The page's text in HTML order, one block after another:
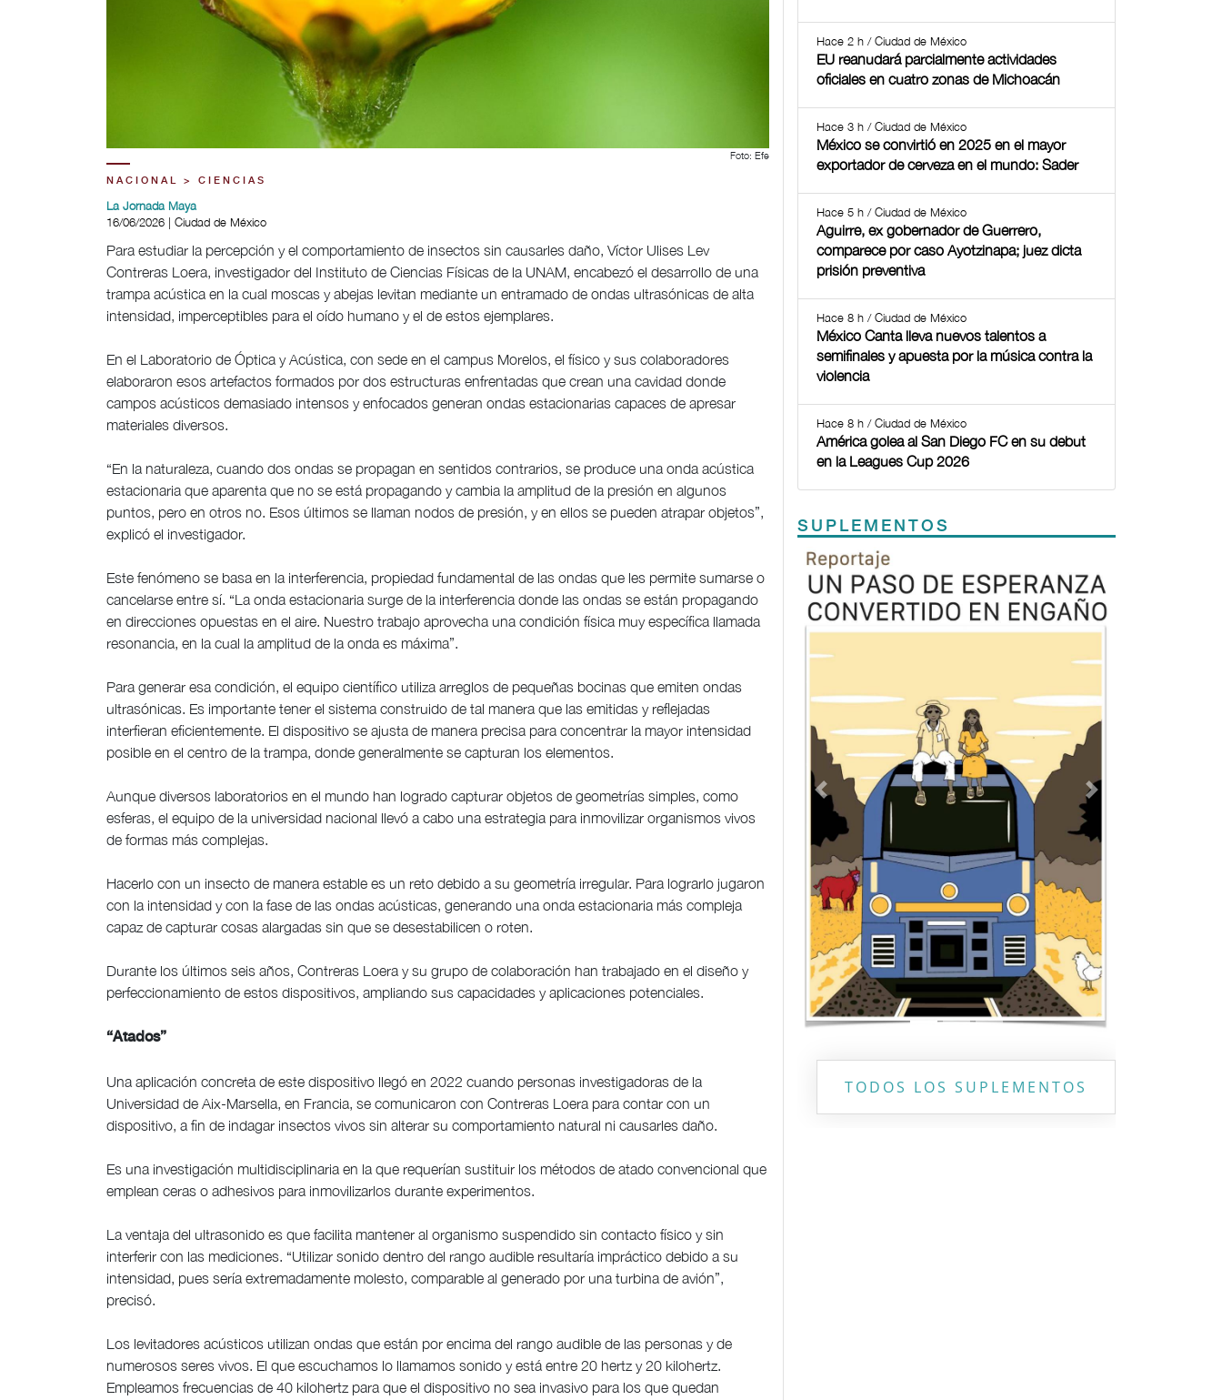
Foto: Efe
NACIONAL > CIENCIAS
La Jornada Maya
16/06/2026 | Ciudad de México
Para estudiar la percepción y el comportamiento de insectos sin causarles daño, Víctor Ulises Lev
Contreras Loera, investigador del Instituto de Ciencias Físicas de la UNAM, encabezó el desarrollo de una
trampa acústica en la cual moscas y abejas levitan mediante un entramado de ondas ultrasónicas de alta
intensidad, imperceptibles para el oído humano y el de estos ejemplares.
En el Laboratorio de Óptica y Acústica, con sede en el campus Morelos, el físico y sus colaboradores
elaboraron esos artefactos formados por dos estructuras enfrentadas que crean una cavidad donde
campos acústicos demasiado intensos y enfocados generan ondas estacionarias capaces de apresar
materiales diversos.
“En la naturaleza, cuando dos ondas se propagan en sentidos contrarios, se produce una onda acústica
estacionaria que aparenta que no se está propagando y cambia la amplitud de la presión en algunos
puntos, pero en otros no. Esos últimos se llaman nodos de presión, y en ellos se pueden atrapar objetos”,
explicó el investigador.
Este fenómeno se basa en la interferencia, propiedad fundamental de las ondas que les permite sumarse o
cancelarse entre sí. “La onda estacionaria surge de la interferencia donde las ondas se están propagando
en direcciones opuestas en el aire. Nuestro trabajo aprovecha una condición física muy específica llamada
resonancia, en la cual la amplitud de la onda es máxima”.
Para generar esa condición, el equipo científico utiliza arreglos de pequeñas bocinas que emiten ondas
ultrasónicas. Es importante tener el sistema construido de tal manera que las emitidas y reflejadas
interfieran eficientemente. El dispositivo se ajusta de manera precisa para concentrar la mayor intensidad
posible en el centro de la trampa, donde generalmente se capturan los elementos.
Aunque diversos laboratorios en el mundo han logrado capturar objetos de geometrías simples, como
esferas, el equipo de la universidad nacional llevó a cabo una estrategia para inmovilizar organismos vivos
de formas más complejas.
Hacerlo con un insecto de manera estable es un reto debido a su geometría irregular. Para lograrlo jugaron
con la intensidad y con la fase de las ondas acústicas, generando una onda estacionaria más compleja
capaz de capturar cosas alargadas sin que se desestabilicen o roten.
Durante los últimos seis años, Contreras Loera y su grupo de colaboración han trabajado en el diseño y
perfeccionamiento de estos dispositivos, ampliando sus capacidades y aplicaciones potenciales.
“Atados”
Una aplicación concreta de este dispositivo llegó en 2022 cuando personas investigadoras de la
Universidad de Aix-Marsella, en Francia, se comunicaron con Contreras Loera para contar con un
dispositivo, a fin de indagar insectos vivos sin alterar su comportamiento natural ni causarles daño.
Es una investigación multidisciplinaria en la que requerían sustituir los métodos de atado convencional que
emplean ceras o adhesivos para inmovilizarlos durante experimentos.
La ventaja del ultrasonido es que facilita mantener al organismo suspendido sin contacto físico y sin
interferir con las mediciones. “Utilizar sonido dentro del rango audible resultaría impráctico debido a su
intensidad, pues sería extremadamente molesto, comparable al generado por una turbina de avión”,
precisó.
Los levitadores acústicos utilizan ondas que están por encima del rango audible de las personas y de
numerosos seres vivos. El que escuchamos lo llamamos sonido y está entre 20 hertz y 20 kilohertz.
Empleamos frecuencias de 40 kilohertz para que el dispositivo no sea invasivo para los que quedan
Hace 2 h / Ciudad de México
EU reanudará parcialmente actividades
oficiales en cuatro zonas de Michoacán
Hace 3 h / Ciudad de México
México se convirtió en 2025 en el mayor
exportador de cerveza en el mundo: Sader
Hace 5 h / Ciudad de México
Aguirre, ex gobernador de Guerrero,
comparece por caso Ayotzinapa; juez dicta
prisión preventiva
Hace 8 h / Ciudad de México
México Canta lleva nuevos talentos a
semifinales y apuesta por la música contra la
violencia
Hace 8 h / Ciudad de México
América golea al San Diego FC en su debut
en la Leagues Cup 2026
SUPLEMENTOS
Previous
TODOS LOS SUPLEMENTOS